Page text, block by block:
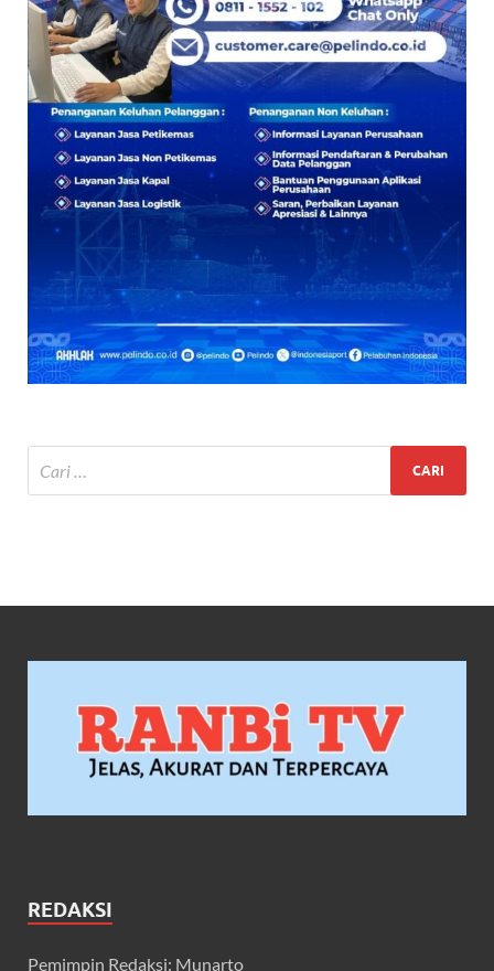
REDAKSI
Pemimpin Redaksi: Munarto